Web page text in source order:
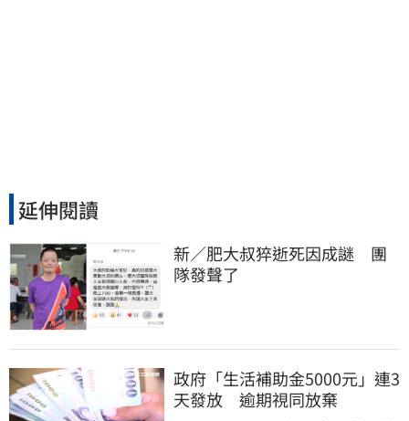
延伸閱讀
新／肥大叔猝逝死因成謎　團
隊發聲了
政府「生活補助金5000元」連3
天發放 逾期視同放棄